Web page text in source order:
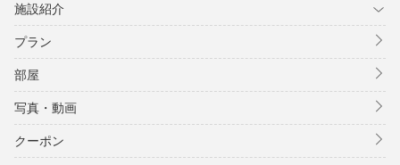
施設紹介
プラン
部屋
写真・動画
クーポン